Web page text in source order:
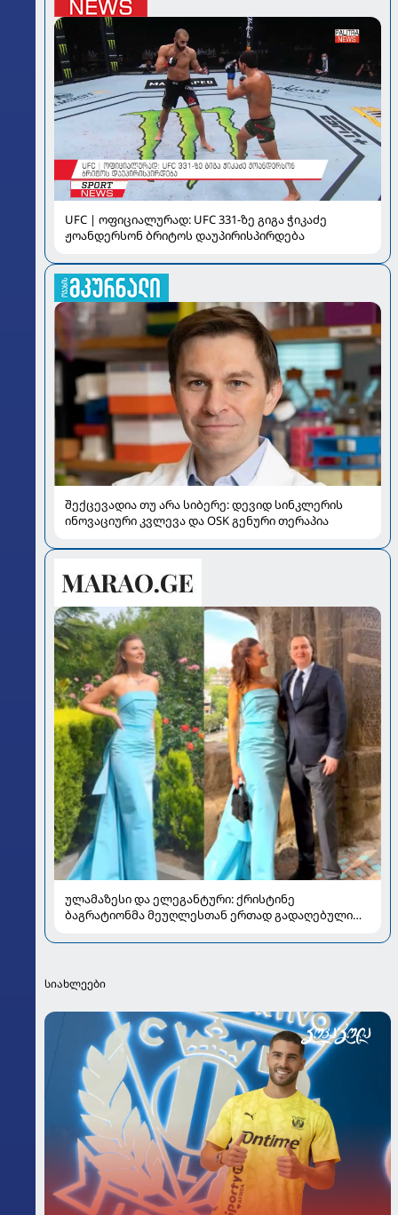
UFC | ოფიციალურად: UFC 331-ზე გიგა ჭიკაძე
ჟოანდერსონ ბრიტოს დაუპირისპირდება
შექცევადია თუ არა სიბერე: დევიდ სინკლერის
ინოვაციური კვლევა და OSK გენური თერაპია
ულამაზესი და ელეგანტური: ქრისტინე
ბაგრატიონმა მეუღლესთან ერთად გადაღებული
სიახლეები